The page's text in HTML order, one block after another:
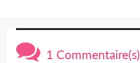
1 Commentaire(s)